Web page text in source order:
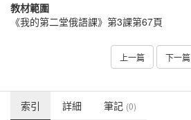
教材範圍
《我的第二堂俄語課》第3課第67頁
上一篇 下一篇
索引 詳細 筆記 (0)